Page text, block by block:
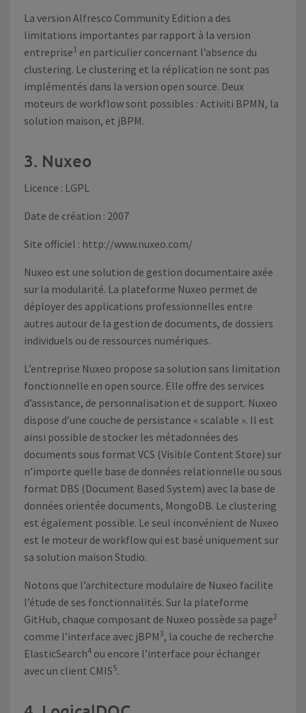
La version Alfresco Community Edition a des
limitations importantes par rapport à la version
entreprise1 en particulier concernant l’absence du
clustering. Le clustering et la réplication ne sont pas
implémentés dans la version open source. Deux
moteurs de workflow sont possibles : Activiti BPMN, la
solution maison, et jBPM.
3. Nuxeo
Licence : LGPL
Date de création : 2007
Site officiel : http://www.nuxeo.com/
Nuxeo est une solution de gestion documentaire axée
sur la modularité. La plateforme Nuxeo permet de
déployer des applications professionnelles entre
autres autour de la gestion de documents, de dossiers
individuels ou de ressources numériques.
L’entreprise Nuxeo propose sa solution sans limitation
fonctionnelle en open source. Elle offre des services
d’assistance, de personnalisation et de support. Nuxeo
dispose d’une couche de persistance « scalable ». Il est
ainsi possible de stocker les métadonnées des
documents sous format VCS (Visible Content Store) sur
n’importe quelle base de données relationnelle ou sous
format DBS (Document Based System) avec la base de
données orientée documents, MongoDB. Le clustering
est également possible. Le seul inconvénient de Nuxeo
est le moteur de workflow qui est basé uniquement sur
sa solution maison Studio.
Notons que l’architecture modulaire de Nuxeo facilite
l’étude de ses fonctionnalités. Sur la plateforme
GitHub, chaque composant de Nuxeo possède sa page2
comme l’interface avec jBPM3, la couche de recherche
ElasticSearch4 ou encore l’interface pour échanger
avec un client CMIS5.